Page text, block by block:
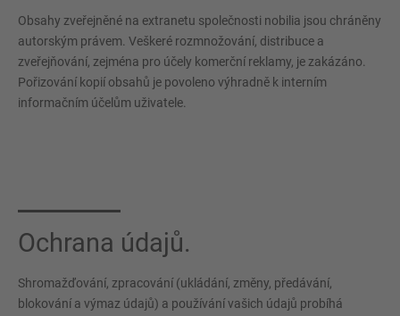
Obsahy zveřejněné na extranetu společnosti nobilia jsou chráněny
autorským právem. Veškeré rozmnožování, distribuce a
zveřejňování, zejména pro účely komerční reklamy, je zakázáno.
Pořizování kopií obsahů je povoleno výhradně k interním
informačním účelům uživatele.
Ochrana údajů.
Shromažďování, zpracování (ukládání, změny, předávání,
blokování a výmaz údajů) a používání vašich údajů probíhá